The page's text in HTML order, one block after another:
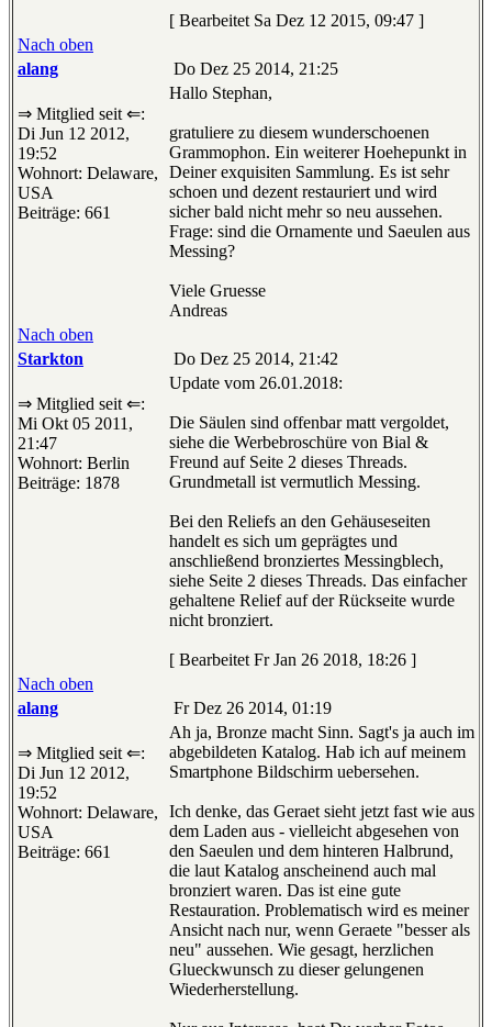
[ Bearbeitet Sa Dez 12 2015, 09:47 ]
Nach oben
alang
Do Dez 25 2014, 21:25
⇒ Mitglied seit ⇐:
Di Jun 12 2012,
19:52
Wohnort: Delaware,
USA
Beiträge: 661
Hallo Stephan,
gratuliere zu diesem wunderschoenen
Grammophon. Ein weiterer Hoehepunkt in
Deiner exquisiten Sammlung. Es ist sehr
schoen und dezent restauriert und wird
sicher bald nicht mehr so neu aussehen.
Frage: sind die Ornamente und Saeulen aus
Messing?
Viele Gruesse
Andreas
Nach oben
Starkton
Do Dez 25 2014, 21:42
⇒ Mitglied seit ⇐:
Mi Okt 05 2011,
21:47
Wohnort: Berlin
Beiträge: 1878
Update vom 26.01.2018:
Die Säulen sind offenbar matt vergoldet,
siehe die Werbebroschüre von Bial &
Freund auf Seite 2 dieses Threads.
Grundmetall ist vermutlich Messing.
Bei den Reliefs an den Gehäuseseiten
handelt es sich um geprägtes und
anschließend bronziertes Messingblech,
siehe Seite 2 dieses Threads. Das einfacher
gehaltene Relief auf der Rückseite wurde
nicht bronziert.
[ Bearbeitet Fr Jan 26 2018, 18:26 ]
Nach oben
alang
Fr Dez 26 2014, 01:19
⇒ Mitglied seit ⇐:
Di Jun 12 2012,
19:52
Wohnort: Delaware,
USA
Beiträge: 661
Ah ja, Bronze macht Sinn. Sagt's ja auch im
abgebildeten Katalog. Hab ich auf meinem
Smartphone Bildschirm uebersehen.
Ich denke, das Geraet sieht jetzt fast wie aus
dem Laden aus - vielleicht abgesehen von
den Saeulen und dem hinteren Halbrund,
die laut Katalog anscheinend auch mal
bronziert waren. Das ist eine gute
Restauration. Problematisch wird es meiner
Ansicht nach nur, wenn Geraete "besser als
neu" aussehen. Wie gesagt, herzlichen
Glueckwunsch zu dieser gelungenen
Wiederherstellung.